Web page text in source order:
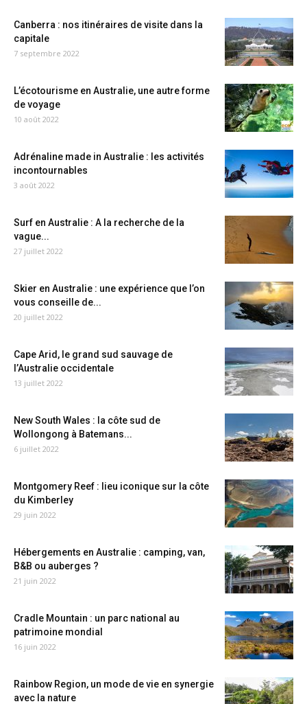
Canberra : nos itinéraires de visite dans la
capitale
7 septembre 2022
L’écotourisme en Australie, une autre forme
de voyage
10 août 2022
Adrénaline made in Australie : les activités
incontournables
3 août 2022
Surf en Australie : A la recherche de la
vague...
27 juillet 2022
Skier en Australie : une expérience que l’on
vous conseille de...
20 juillet 2022
Cape Arid, le grand sud sauvage de
l’Australie occidentale
13 juillet 2022
New South Wales : la côte sud de
Wollongong à Batemans...
6 juillet 2022
Montgomery Reef : lieu iconique sur la côte
du Kimberley
29 juin 2022
Hébergements en Australie : camping, van,
B&B ou auberges ?
21 juin 2022
Cradle Mountain : un parc national au
patrimoine mondial
16 juin 2022
Rainbow Region, un mode de vie en synergie
avec la nature